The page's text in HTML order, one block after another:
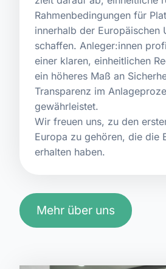
Rahmenbedingungen für
innerhalb der Europäischen
schaffen. Anleger:innen
einer klaren, einheitlichen
ein höheres Maß an
Transparenz im
gewährleistet.
Wir freuen uns, zu den
Europa zu gehören, die die
erhalten haben.
Mehr über uns